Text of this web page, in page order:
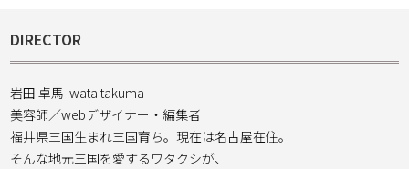
DIRECTOR
岩田 卓馬 iwata takuma
美容師／webデザイナー・編集者
福井県三国生まれ三国育ち。現在は名古屋在住。
そんな地元三国を愛するワタクシが、